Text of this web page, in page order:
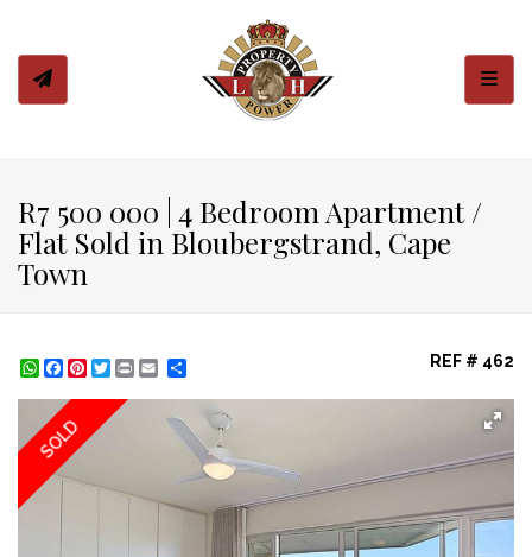
R7 500 000 | 4 Bedroom Apartment /
Flat Sold in Bloubergstrand, Cape
Town
WhatsApp
Facebook
Pinterest
Twitter
Print REF # 462
SOLD